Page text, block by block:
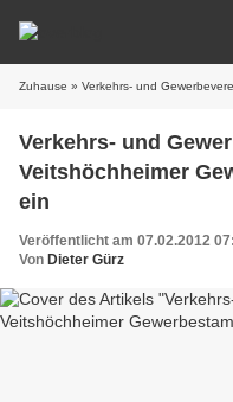
Zuhause » Verkehrs- und Gewerbeverein
Verkehrs- und
Veitshöchheimer
ein
Veröffentlicht am 07.02.2012
Von Dieter Gürz